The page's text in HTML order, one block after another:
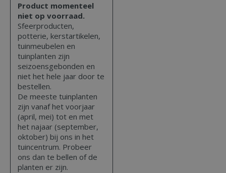
Product momenteel
niet op voorraad.
Sfeerproducten,
potterie, kerstartikelen,
tuinmeubelen en
tuinplanten zijn
seizoensgebonden en
niet het hele jaar door te
bestellen.
De meeste tuinplanten
zijn vanaf het voorjaar
(april, mei) tot en met
het najaar (september,
oktober) bij ons in het
tuincentrum. Probeer
ons dan te bellen of de
planten er zijn.